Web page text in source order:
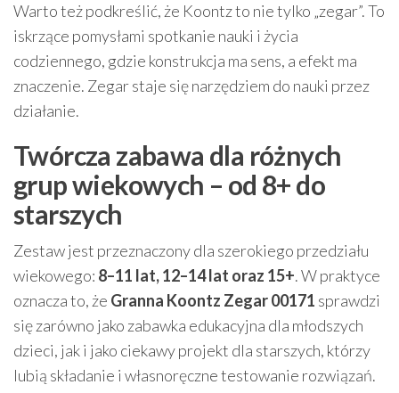
Warto też podkreślić, że Koontz to nie tylko „zegar”. To
iskrzące pomysłami spotkanie nauki i życia
codziennego, gdzie konstrukcja ma sens, a efekt ma
znaczenie. Zegar staje się narzędziem do nauki przez
działanie.
Twórcza zabawa dla różnych
grup wiekowych – od 8+ do
starszych
Zestaw jest przeznaczony dla szerokiego przedziału
wiekowego: 8–11 lat, 12–14 lat oraz 15+. W praktyce
oznacza to, że Granna Koontz Zegar 00171 sprawdzi
się zarówno jako zabawka edukacyjna dla młodszych
dzieci, jak i jako ciekawy projekt dla starszych, którzy
lubią składanie i własnoręczne testowanie rozwiązań.